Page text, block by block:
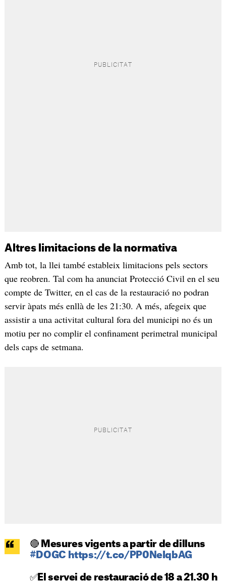
Altres limitacions de la normativa
Amb tot, la llei també estableix limitacions pels sectors
que reobren. Tal com ha anunciat Protecció Civil en el seu
compte de Twitter, en el cas de la restauració no podran
servir àpats més enllà de les 21:30. A més, afegeix que
assistir a una activitat cultural fora del municipi no és un
motiu per no complir el confinament perimetral municipal
dels caps de setmana.
🔴 Mesures vigents a partir de dilluns
#DOGC https://t.co/PP0NeIqbAG
✅El servei de restauració de 18 a 21.30 h